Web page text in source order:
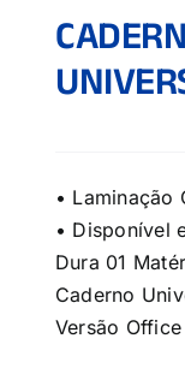
• Laminação
• Disponível
Dura 01
Caderno
Versão